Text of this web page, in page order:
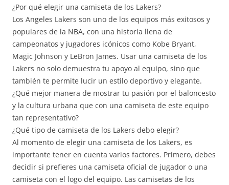
¿Por qué elegir una camiseta de los Lakers?
Los Angeles Lakers son uno de los equipos más exitosos y
populares de la NBA, con una historia llena de
campeonatos y jugadores icónicos como Kobe Bryant,
Magic Johnson y LeBron James. Usar una camiseta de los
Lakers no solo demuestra tu apoyo al equipo, sino que
también te permite lucir un estilo deportivo y elegante.
¿Qué mejor manera de mostrar tu pasión por el baloncesto
y la cultura urbana que con una camiseta de este equipo
tan representativo?
¿Qué tipo de camiseta de los Lakers debo elegir?
Al momento de elegir una camiseta de los Lakers, es
importante tener en cuenta varios factores. Primero, debes
decidir si prefieres una camiseta oficial de jugador o una
camiseta con el logo del equipo. Las camisetas de los